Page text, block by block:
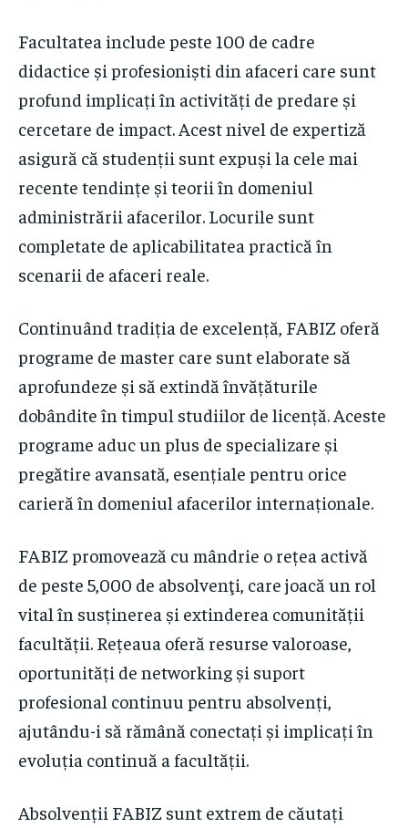
Facultatea include peste 100 de cadre
didactice și profesioniști din afaceri care sunt
profund implicați în activități de predare și
cercetare de impact. Acest nivel de expertiză
asigură că studenții sunt expuși la cele mai
recente tendințe și teorii în domeniul
administrării afacerilor. Locurile sunt
completate de aplicabilitatea practică în
scenarii de afaceri reale.
Continuând tradiția de excelență, FABIZ oferă
programe de master care sunt elaborate să
aprofundeze și să extindă învățăturile
dobândite în timpul studiilor de licență. Aceste
programe aduc un plus de specializare și
pregătire avansată, esențiale pentru orice
carieră în domeniul afacerilor internaționale.
FABIZ promovează cu mândrie o rețea activă
de peste 5,000 de absolvenţi, care joacă un rol
vital în susținerea și extinderea comunității
facultății. Rețeaua oferă resurse valoroase,
oportunități de networking și suport
profesional continuu pentru absolvenți,
ajutându-i să rămână conectați și implicați în
evoluția continuă a facultății.
Absolvenții FABIZ sunt extrem de căutați